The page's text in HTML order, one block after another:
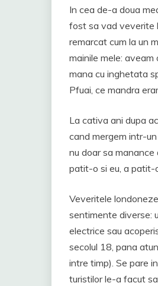
In cea de-a doua
fost sa vad veverite
remarcat cum la un
mainile mele:
mana cu inghetata
Pfuai, ce mandra
La cativa ani dupa
cand mergem intr-
nu doar sa manance
patit-o si eu, a patit-
Veveritele
sentimente diverse:
electrice sau
secolul 18, pana
intre timp). Se pare
turistilor le-a facut